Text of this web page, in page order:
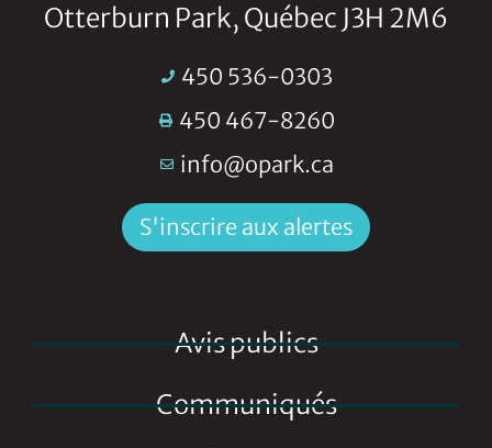
Otterburn Park, Québec J3H 2M6
450 536-0303
450 467-8260
info@opark.ca
S'inscrire aux alertes
Avis publics
Communiqués